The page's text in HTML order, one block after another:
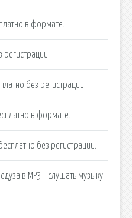
в формате.
регистрации
без регистрации.
в формате.
без регистрации.
в MP3 - слушать музыку.